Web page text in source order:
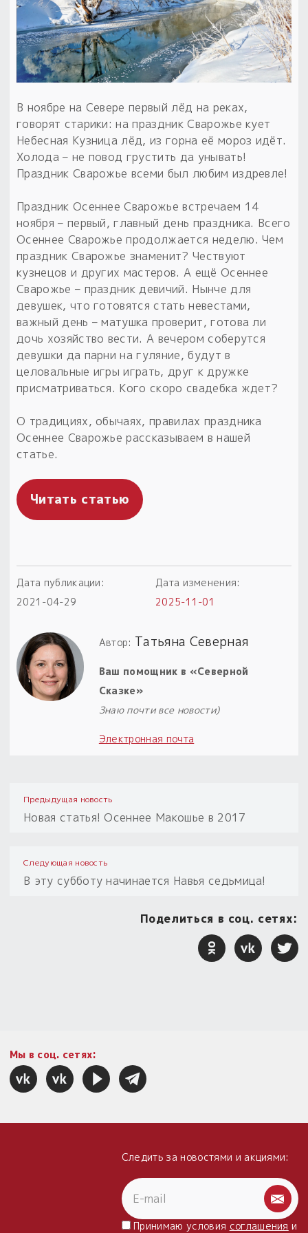
Обрядовые предметы
Расходные материалы
Готовые заговоры и обряды
Об авторе и издательстве
Наборы для книг
Электронные книги
Гадание он-лайн
Приложение для гадания
30 вариантов раскладов по системе Рез Рода:
Предметы
Магические наборы
Для алтаря
Расходные материалы
С чего начать?
Новые книги
в лавке!
«Резы Рода. Нежиты» и «Резы
толковники со значениями, раскладами,
толкованиями колод
Узнать
Пыльный сундучок
большое обновление
Товары со скидкой
Новинки
Товары недели
на заказ от 4 тыс. руб. со скидкой
Оберег в подарок
В ноябре на Севере первый лёд на реках,
говорят старики: на праздник Сварожье кует
Небесная Кузница лёд, из горна её мороз идёт.
Холода – не повод грустить да унывать!
Праздник Сварожье всеми был любим издревле!
Праздник Осеннее Сварожье встречаем 14
ноября – первый, главный день праздника. Всего
Осеннее Сварожье продолжается неделю. Чем
праздник Сварожье знаменит? Чествуют
кузнецов и других мастеров. А ещё Осеннее
Сварожье – праздник девичий. Нынче для
девушек, что готовятся стать невестами,
важный день – матушка проверит, готова ли
дочь хозяйство вести. А вечером соберутся
девушки да парни на гуляние, будут в
целовальные игры играть, друг к дружке
присматриваться. Кого скоро свадебка ждет?
О традициях, обычаях, правилах праздника
Осеннее Сварожье рассказываем в нашей
статье.
Читать статью
Дата публикации:
2021-04-29
Дата изменения:
2025-11-01
Автор: Татьяна Северная
Ваш помощник в «Северной
Сказке»
Знаю почти все новости)
Электронная почта
Предыдущая новость
Новая статья! Осеннее Макошье в 2017
Следующая новость
В эту субботу начинается Навья седьмица!
Поделиться в соц. сетях:
Мы в соц. сетях:
Следить за новостями и акциями:
Принимаю условия соглашения и